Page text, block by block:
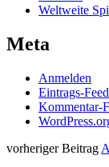
Weltweite
Meta
Anmelden
Eintrags-Feed
Kommentar-
vorheriger Beitrag